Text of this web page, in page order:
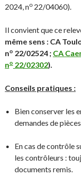
2024, no 22/04060).
Il convient que ce
même sens : CA
no 22/02524 ; CA
no 22/02302).
Conseils pratiques :
Bien conserver les
demandes de
En cas de contrôle
les contrôleurs :
documents remis.